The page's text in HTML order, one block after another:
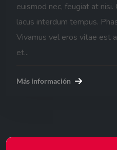
euismod nec, feugiat at
lacus interdum tempus.
Vivamus vel eros vitae est
et...
Más información